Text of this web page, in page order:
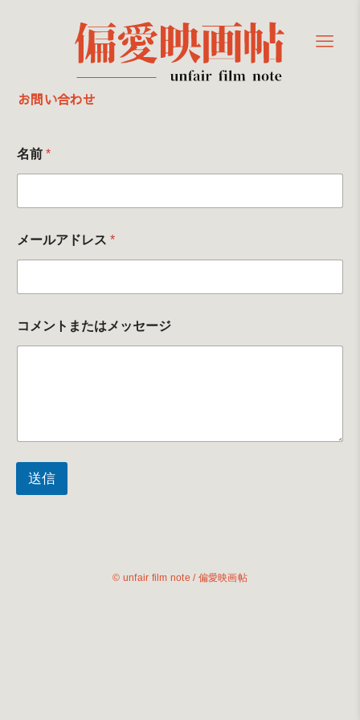
お問い合わせ
名前 *
メールアドレス *
コメントまたはメッセージ
送信
© unfair film note / 偏愛映画帖